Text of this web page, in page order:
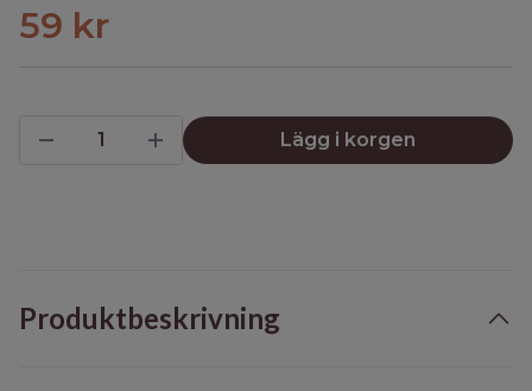
59 kr
Lägg i korgen
Produktbeskrivning